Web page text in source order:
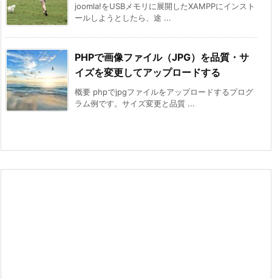
joomla!をUSBメモリに展開したXAMPPにインスト
ールしようとしたら、途 ...
PHPで画像ファイル（JPG）を品質・サ
イズを変更してアップロードする
概要 phpでjpgファイルをアップロードするプログ
ラム例です。サイズ変更と品質 ...